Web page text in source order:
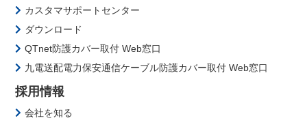
カスタマサポートセンター
ダウンロード
QTnet防護カバー取付 Web窓口
九電送配電力保安通信ケーブル防護カバー取付 Web窓口
採用情報
会社を知る